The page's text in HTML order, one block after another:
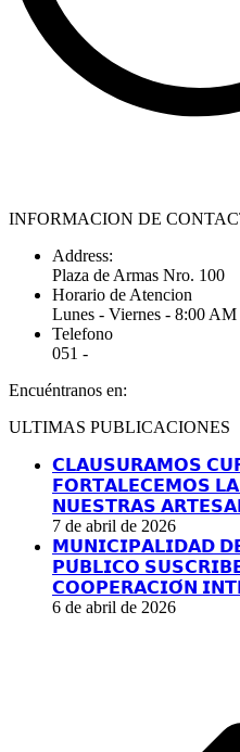
INFORMACION DE
Address:
Plaza de Armas Nro. 100
Horario de Atencion
Lunes - Viernes - 8:00
Telefono
051 -
Encuéntranos en:
Facebook
opens
window
YouTube
opens
window
Linkedin
opens
window
Instagram
opens
window
ULTIMAS PUBLICACIONES
𝗖𝗟𝗔𝗨𝗦𝗨𝗥𝗔𝗠𝗢𝗦
𝗙𝗢𝗥𝗧𝗔𝗟𝗘𝗖𝗘𝗠𝗢𝗦
𝗡𝗨𝗘𝗦𝗧𝗥𝗔𝗦
7 de abril de 2026
𝗠𝗨𝗡𝗜𝗖𝗜𝗣𝗔𝗟𝗜𝗗𝗔𝗗
𝗣𝗨́𝗕𝗟𝗜𝗖𝗢
𝗖𝗢𝗢𝗣𝗘𝗥𝗔𝗖𝗜𝗢́𝗡
6 de abril de 2026